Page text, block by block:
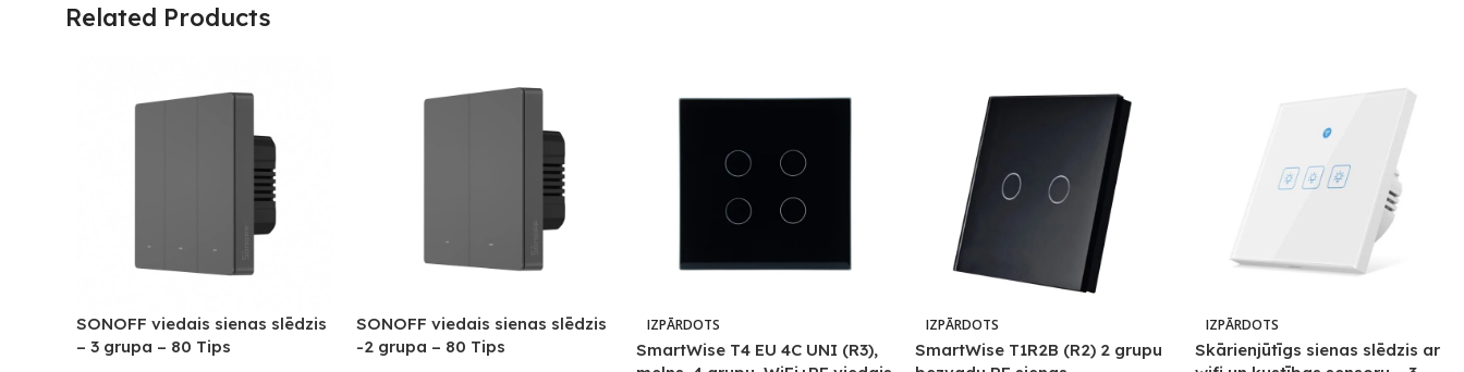
Related Products
SONOFF viedais sienas slēdzis
– 3 grupa – 80 Tips
SONOFF viedais sienas slēdzis
-2 grupa – 80 Tips
IZPĀRDOTS
SmartWise T4 EU 4C UNI (R3),
IZPĀRDOTS
SmartWise T1R2B (R2) 2 grupu
IZPĀRDOTS
Skārienjūtīgs sienas slēdzis ar